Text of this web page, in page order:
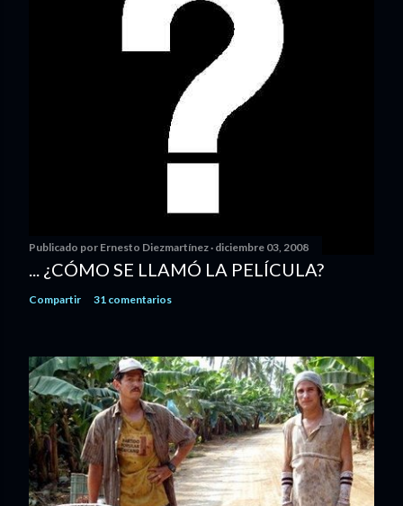
Publicado por Ernesto Diezmartínez diciembre 03, 2008
... ¿CÓMO SE LLAMÓ LA PELÍCULA?
Compartir 31 comentarios